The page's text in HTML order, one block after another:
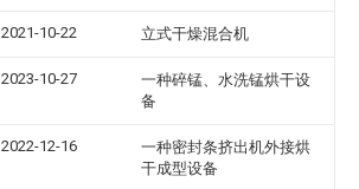
2021-10-22 立式干燥混合机
2023-10-27
一种碎锰、水洗锰烘干设
备
2022-12-16
一种密封条挤出机外接烘
干成型设备